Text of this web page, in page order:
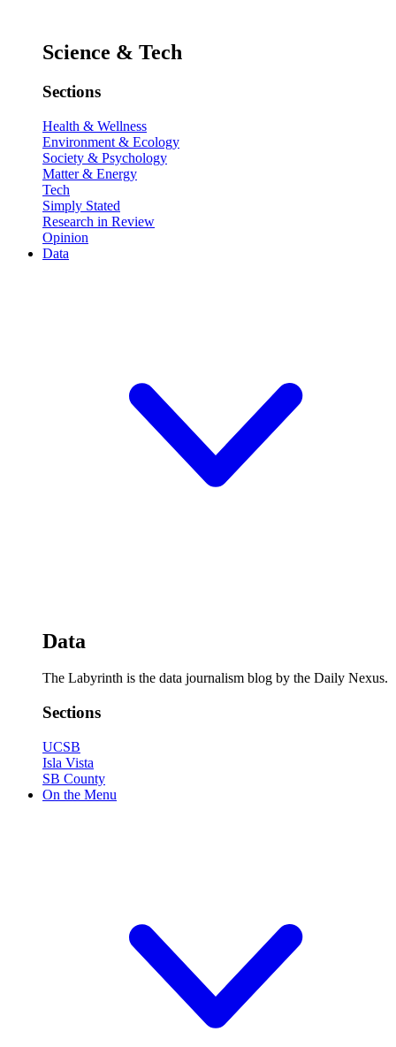
Science & Tech
Sections
Health & Wellness
Environment & Ecology
Society & Psychology
Matter & Energy
Tech
Simply Stated
Research in Review
Opinion
Data
Data
The Labyrinth is the data journalism blog by the Daily Nexus.
Sections
UCSB
Isla Vista
SB County
On the Menu